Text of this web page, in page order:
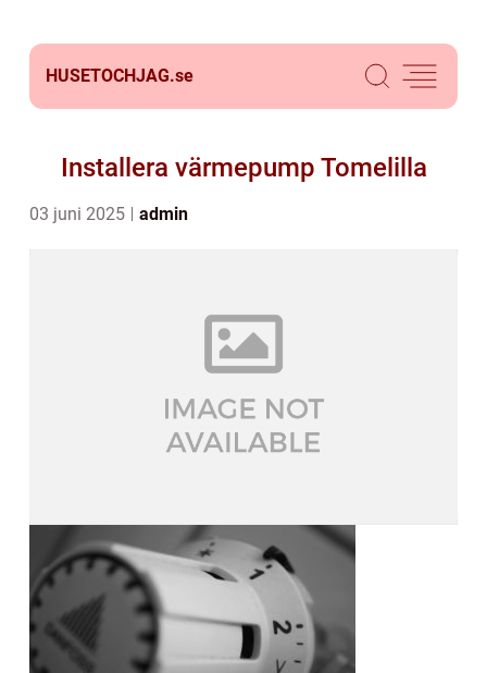
HUSETOCHJAG.se
Installera värmepump Tomelilla
03 juni 2025 admin